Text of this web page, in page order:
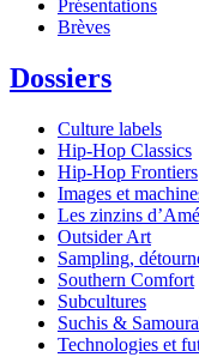
Présentations
Brèves
Dossiers
Culture labels
Hip-Hop Classics
Hip-Hop Frontiers
Images et
Les zinzins
Outsider Art
Sampling,
Southern Comfort
Subcultures
Suchis &
Technologies et